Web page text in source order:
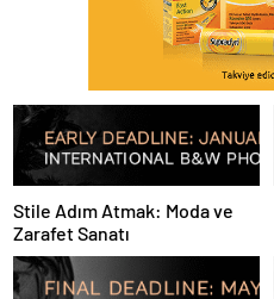
Stile Adım Atmak: Moda ve
Zarafet Sanatı